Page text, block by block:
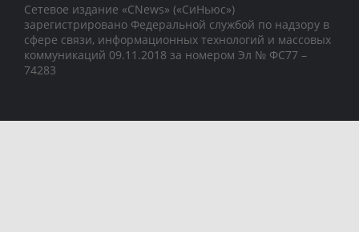
Сетевое издание «CNews» («СиНьюс»)
зарегистрировано Федеральной службой по надзору в
сфере связи, информационных технологий и массовых
коммуникаций 09.11.2018 за номером Эл № ФС77 –
74283